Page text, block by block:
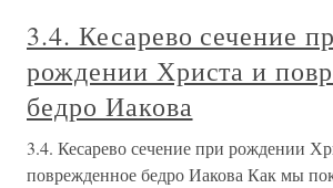
3.4. Кесарево сечение
рождении Христа и
бедро Иакова
3.4. Кесарево сечение при рождении
поврежденное бедро Иакова Как мы